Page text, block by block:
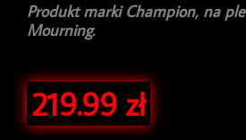
Produkt marki Champion, na
Mourning.
219.99 zł